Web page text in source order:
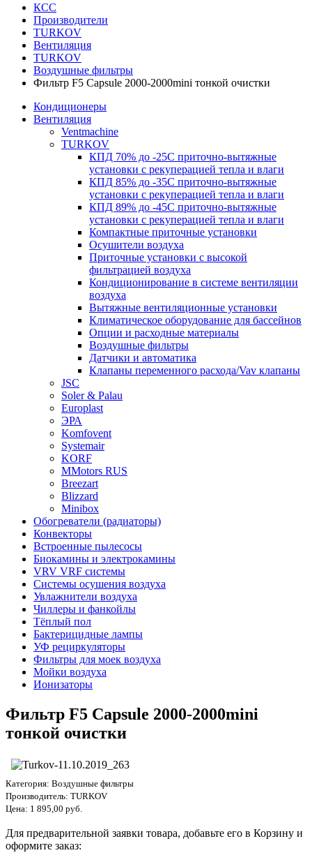
КСС
Производители
TURKOV
Вентиляция
TURKOV
Воздушные фильтры
Фильтр F5 Capsule 2000-2000mini тонкой очистки
Кондиционеры
Вентиляция
Ventmachine
TURKOV
КПД 70% до -25С приточно-вытяжные
установки с рекуперацией тепла и влаги
КПД 85% до -35C приточно-вытяжные
установки с рекуперацией тепла и влаги
КПД 89% до -45C приточно-вытяжные
установки с рекуперацией тепла и влаги
Компактные приточные установки
Осушители воздуха
Приточные установки с высокой
фильтрацией воздуха
Кондиционирование в системе вентиляции
воздуха
Вытяжные вентиляционные установки
Климатическое оборудование для бассейнов
Опции и расходные материалы
Воздушные фильтры
Датчики и автоматика
Клапаны переменного расхода/Vav клапаны
JSC
Soler & Palau
Europlast
ЭРА
Komfovent
Systemair
KORF
MMotors RUS
Breezart
Blizzard
Minibox
Обогреватели (радиаторы)
Конвекторы
Встроенные пылесосы
Биокамины и электрокамины
VRV VRF системы
Системы осушения воздуха
Увлажнители воздуха
Чиллеры и фанкойлы
Тёплый пол
Бактерицидные лампы
УФ рециркуляторы
Фильтры для моек воздуха
Мойки воздуха
Ионизаторы
Фильтр F5 Capsule 2000-2000mini
тонкой очистки
Категория: Воздушные фильтры
Производитель: TURKOV
Цена: 1 895,00 руб.
Для предварительной заявки товара, добавьте его в Корзину и
оформите заказ: